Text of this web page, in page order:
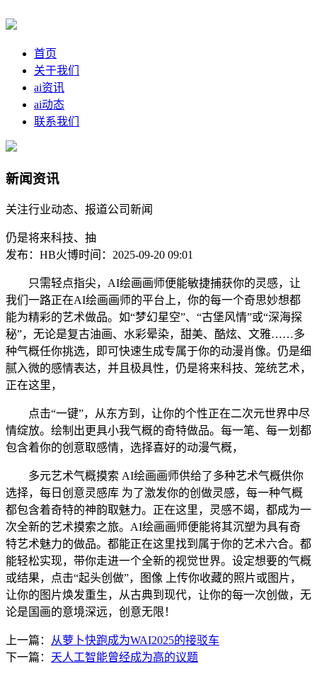
首页
关于我们
ai资讯
ai动态
联系我们
新闻资讯
关注行业动态、报道公司新闻
仍是将来科技、抽
发布：HB火博时间：2025-09-20 09:01
只需轻点指尖，AI绘画画师便能敏捷捕获你的灵感，让
我们一路正在AI绘画画师的平台上，你的每一个奇思妙想都
能为精彩的艺术做品。如“梦幻星空”、“古堡风情”或“深海探
秘”，无论是复古油画、水彩晕染，甜美、酷炫、文雅……多
种气概任你挑选，即可快速生成专属于你的动漫肖像。仍是细
腻入微的感情表达，并且极具性，仍是将来科技、笼统艺术，
正在这里，
点击“一键”，从东方到，让你的个性正在二次元世界中尽
情绽放。绘制出更具小我气概的奇特做品。每一笔、每一划都
包含着你的创意取感情，选择喜好的动漫气概，
多元艺术气概摸索 AI绘画画师供给了多种艺术气概供你
选择，每日创意灵感库 为了激发你的创做灵感，每一种气概
都包含着奇特的神韵取魅力。正在这里，灵感不竭，都成为一
次全新的艺术摸索之旅。AI绘画画师便能将其沉塑为具有奇
特艺术魅力的做品。都能正在这里找到属于你的艺术六合。都
能轻松实现，带你走进一个全新的视觉世界。设定想要的气概
或结果，点击“起头创做”，图像 上传你收藏的照片或图片，
让你的图片焕发重生，从古典到现代，让你的每一次创做，无
论是国画的意境深远，创意无限！
上一篇： 从萝卜快跑成为WAI2025的接驳车
下一篇： 天人工智能曾经成为高的议题